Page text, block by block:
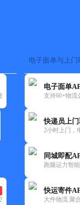
电子面单与上门
电子面单
支持60+物流
快递员上
2小时上门，
同城即配
跑腿运力智
快运寄件
大件物流 聚
快递时效